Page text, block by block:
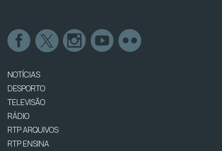
NOTÍCIAS
DESPORTO
TELEVISÃO
RÁDIO
RTP ARQUIVOS
RTP ENSINA